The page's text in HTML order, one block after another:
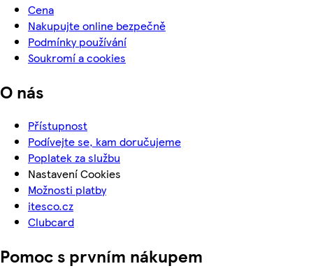
Cena
Nakupujte online bezpečně
Podmínky používání
Soukromí a cookies
O nás
Přístupnost
Podívejte se, kam doručujeme
Poplatek za službu
Nastavení Cookies
Možnosti platby
itesco.cz
Clubcard
Pomoc s prvním nákupem